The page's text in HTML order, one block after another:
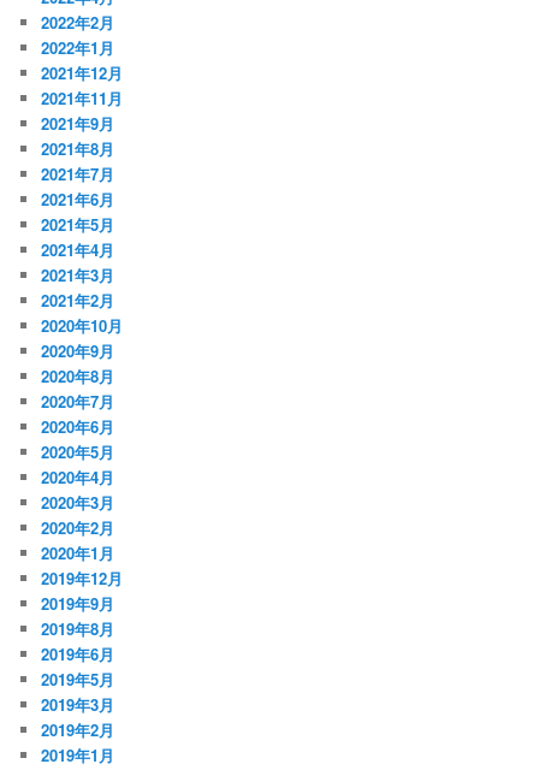
2022年2月
2022年1月
2021年12月
2021年11月
2021年9月
2021年8月
2021年7月
2021年6月
2021年5月
2021年4月
2021年3月
2021年2月
2020年10月
2020年9月
2020年8月
2020年7月
2020年6月
2020年5月
2020年4月
2020年3月
2020年2月
2020年1月
2019年12月
2019年9月
2019年8月
2019年6月
2019年5月
2019年3月
2019年2月
2019年1月